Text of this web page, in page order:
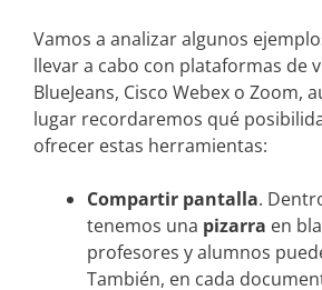
Vamos a analizar algunos
llevar a cabo con plataformas de
BlueJeans, Cisco Webex o Zoom,
lugar recordaremos qué
ofrecer estas herramientas:
Compartir pantalla.
tenemos una pizarra en
profesores y alumnos
También, en cada